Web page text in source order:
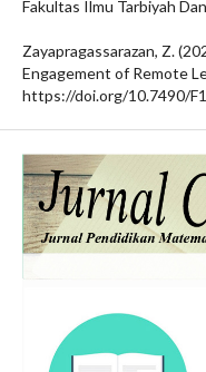
Fakultas Ilmu Tarbiyah
Zayapragassarazan, Z.
Engagement of Remote
https://doi.org/10.7490/